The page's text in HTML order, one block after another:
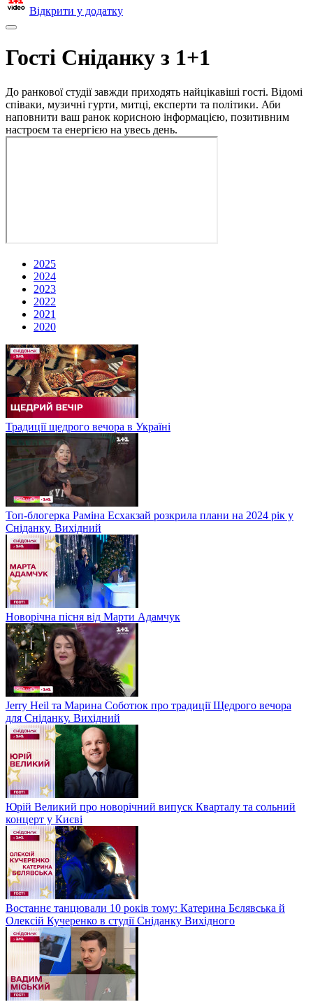
Відкрити у додатку
Гості Сніданку з 1+1
До ранкової студії завжди приходять найцікавіші гості. Відомі
співаки, музичні гурти, митці, експерти та політики. Аби
наповнити ваш ранок корисною інформацією, позитивним
настроєм та енергією на увесь день.
2025
2024
2023
2022
2021
2020
Традиції щедрого вечора в Україні
Топ-блогерка Раміна Есхакзай розкрила плани на 2024 рік у
Сніданку. Вихідний
Новорічна пісня від Марти Адамчук
Jerry Heil та Марина Соботюк про традиції Щедрого вечора
для Сніданку. Вихідний
Юрій Великий про новорічний випуск Кварталу та сольний
концерт у Києві
Востаннє танцювали 10 років тому: Катерина Бєлявська й
Олексій Кучеренко в студії Сніданку Вихідного